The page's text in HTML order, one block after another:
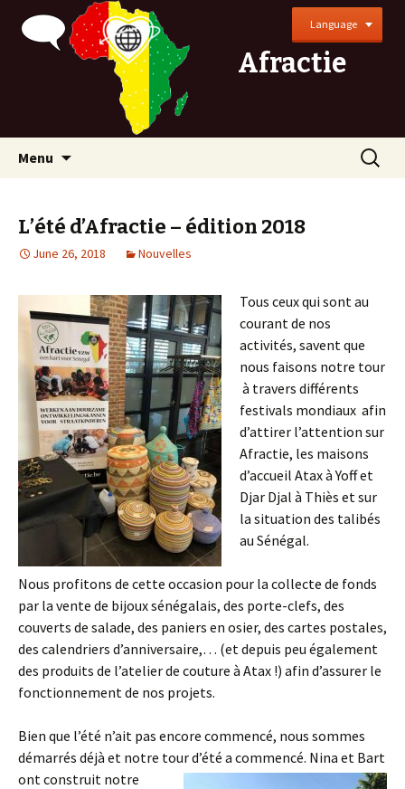
Afractie
Language
Menu
Search
for:
L’été d’Afractie – édition 2018
June 26, 2018 Nouvelles
Tous ceux qui sont au
courant de nos
activités, savent que
nous faisons notre tour
à travers différents
festivals mondiaux afin
d’attirer l’attention sur
Afractie, les maisons
d’accueil Atax à Yoff et
Djar Djal à Thiès et sur
la situation des talibés
au Sénégal.
Nous profitons de cette occasion pour la collecte de fonds
par la vente de bijoux sénégalais, des porte-clefs, des
couverts de salade, des paniers en osier, des cartes postales,
des calendriers d’anniversaire,… (et depuis peu également
des produits de l’atelier de couture à Atax !) afin d’assurer le
fonctionnement de nos projets.
Bien que l’été n’ait pas encore commencé, nous sommes
démarrés déjà et notre tour d’été a commencé. Nina et Bart
ont construit notre